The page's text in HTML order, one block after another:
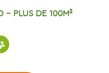
– PLUS DE 100M²